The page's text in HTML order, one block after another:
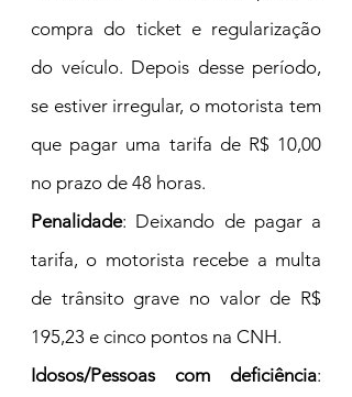
compra do ticket e regularização
do veículo. Depois desse período,
se estiver irregular, o motorista tem
que pagar uma tarifa de R$ 10,00
no prazo de 48 horas.
Penalidade: Deixando de pagar a
tarifa, o motorista recebe a multa
de trânsito grave no valor de R$
195,23 e cinco pontos na CNH.
Idosos/Pessoas com deficiência: